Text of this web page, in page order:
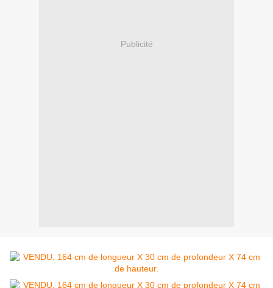
Publicité